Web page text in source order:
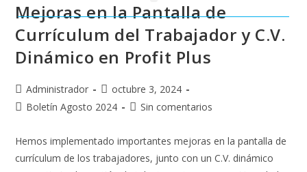
Mejoras en la Pantalla de
Currículum del Trabajador y C.V.
Dinámico en Profit Plus
Administrador
octubre 3, 2024
Boletín Agosto 2024
Sin comentarios
Hemos implementado importantes mejoras en la pantalla de
currículum de los trabajadores, junto con un C.V. dinámico